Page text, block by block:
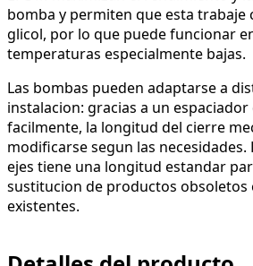
bomba y permiten que esta trabaje
glicol, por lo que puede funcionar
temperaturas especialmente bajas.
Las bombas pueden adaptarse a
instalacion: gracias a un espaciador
facilmente, la longitud del cierre
modificarse segun las
ejes tiene una longitud estandar
sustitucion de productos obsoletos
existentes.